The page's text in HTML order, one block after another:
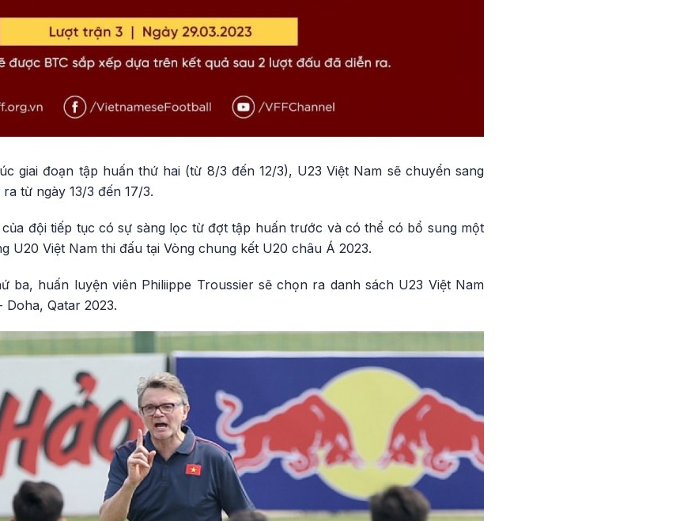
giai đoạn tập huấn thứ hai (từ 8/3 đến 12/3), U23 Việt Nam sẽ chuyển sang
từ ngày 13/3 đến 17/3.
đội tiếp tục có sự sàng lọc từ đợt tập huấn trước và có thể có bổ sung một
U20 Việt Nam thi đấu tại Vòng chung kết U20 châu Á 2023.
ba, huấn luyện viên Philiippe Troussier sẽ chọn ra danh sách U23 Việt Nam
Doha, Qatar 2023.